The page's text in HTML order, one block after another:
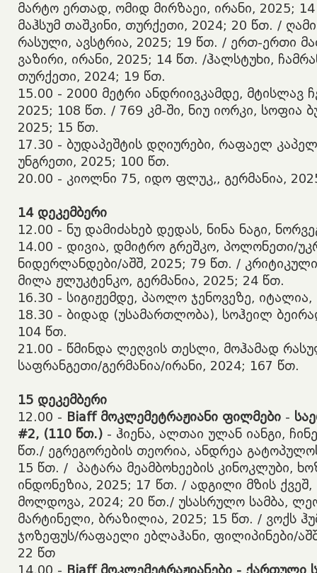
მარტო ერთად, ომიდ მირზაეი, ირანი, 2025;
მაჰსუმ თაშკინი, თურქეთი, 2024; 20 წთ. /
რასული, ავსტრია, 2025; 19 წთ. / ერთ-ერთი
ვაზირი, ირანი, 2025; 14 წთ. /ჰალსტუხი,
თურქეთი, 2024; 19 წთ.
​15.00 - 2000 მეტრი ანდრიივკამდე, მტისლავ
2025; 108 წთ. / 769 კმ-ში, ნიუ იორკი, სოფია
2025; 15 წთ.
​17.30 - ბუდაპეშტის დღიურები, რაფაელ
უნგრეთი, 2025; 100 წთ.
​20.00 - კიოლნი 75, იდო ფლუკ,, გერმანია,
14 დეკემბერი
​12.00 - ნუ დამიძახებ დედას, ნინა ნაგი,
14.00 - დივია, დმიტრო გრეშკო, პოლონეთი/
ნიდერლანდები/აშშ, 2025; 79 წთ. /
მილა ჟლუკტენკო, გერმანია, 2025; 24 წთ.
​16.30 - სიგიჟემდე, პაოლო ჯენოვეზე,
​18.30 - ბიდად (უსამართლობა), სოჰეილ
104 წთ.
​21.00 - წმინდა ლეღვის თესლი, მოჰამად
საფრანგეთი/გერმანია/ირანი, 2024; 167 წთ.
15 დეკემბერი
​12.00 - Biaff მოკლემეტრაჟიანი ფილმები -
#2, (110 წთ.) - ჰიენა, ალთაი ულან იანგი,
წთ./ ეგრეგორების თეორია, ანდრეა
15 წთ. / პატარა მეამბოხეების კინოკლუბი,
ინდონეზია, 2025; 17 წთ. / ადგილი მზის
მოლდოვა, 2024; 20 წთ./ უსასრულო სამბა,
მარტინელი, ბრაზილია, 2025; 15 წთ. / ვოქს
ჯოზეფუს/რაფაელი ებლაჰანი, ფილიპინები/
22 წთ
​14.00 - Biaff მოკლემეტრაჟიანები - ქართული